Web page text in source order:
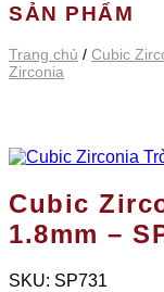
SẢN PHẨM
Trang chủ / Cubic
Zirconia
Cubic
1.8mm –
SKU: SP731